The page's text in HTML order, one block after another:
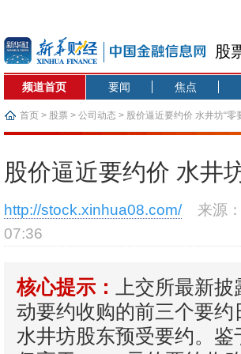
股
频道首页 要闻 焦点
首页 > 股票 > 公司动态 > 股价逼近要约价 水井坊“零
股价逼近要约价 水井
http://stock.xinhua08.com/ 来源
07:36
核心提示：
上交所最新
动要约收购的前三个要
水井坊股东预受要约。